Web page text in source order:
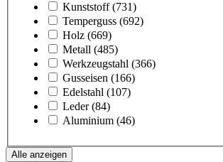
Kunststoff (731)
Temperguss (692)
Holz (669)
Metall (485)
Werkzeugstahl (366)
Gusseisen (166)
Edelstahl (107)
Leder (84)
Aluminium (46)
Alle anzeigen